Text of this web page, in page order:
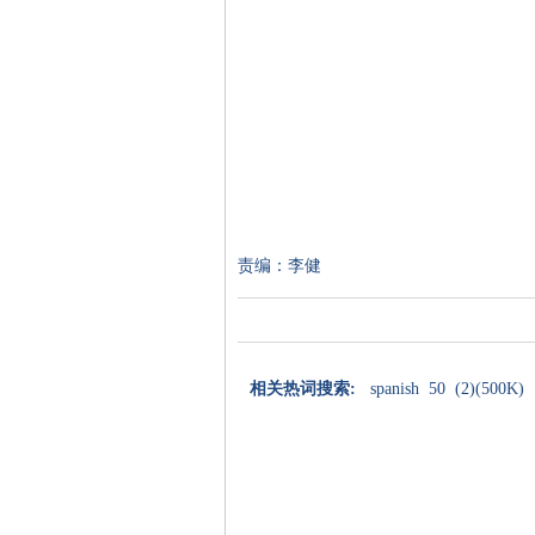
责编：李健
相关热词搜索: spanish 50 (2)(500K)